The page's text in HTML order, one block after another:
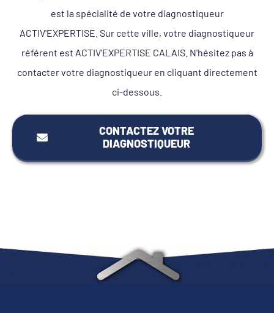
est la spécialité de votre diagnostiqueur
ACTIV'EXPERTISE. Sur cette ville, votre diagnostiqueur
référent est ACTIV'EXPERTISE CALAIS. N'hésitez pas à
contacter votre diagnostiqueur en cliquant directement
ci-dessous.
CONTACTEZ VOTRE
DIAGNOSTIQUEUR